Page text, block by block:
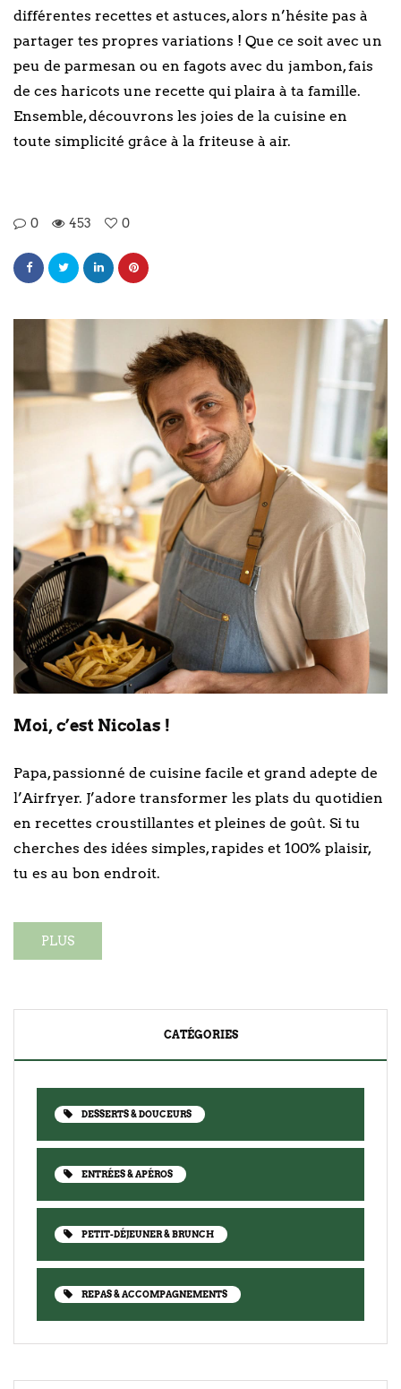
différentes recettes et astuces, alors n’hésite pas à
partager tes propres variations ! Que ce soit avec un
peu de parmesan ou en fagots avec du jambon, fais
de ces haricots une recette qui plaira à ta famille.
Ensemble, découvrons les joies de la cuisine en
toute simplicité grâce à la friteuse à air.
0 453 0
Moi, c’est Nicolas !
Papa, passionné de cuisine facile et grand adepte de
l’Airfryer. J’adore transformer les plats du quotidien
en recettes croustillantes et pleines de goût. Si tu
cherches des idées simples, rapides et 100% plaisir,
tu es au bon endroit.
PLUS
CATÉGORIES
DESSERTS & DOUCEURS
ENTRÉES & APÉROS
PETIT-DÉJEUNER & BRUNCH
REPAS & ACCOMPAGNEMENTS